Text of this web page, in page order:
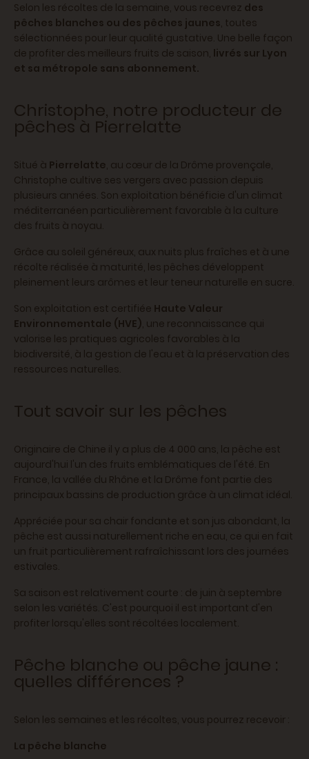
Selon les récoltes de la semaine, vous recevrez des
pêches blanches ou des pêches jaunes, toutes
sélectionnées pour leur qualité gustative. Une belle façon
de profiter des meilleurs fruits de saison, livrés sur Lyon
et sa métropole sans abonnement.
Christophe, notre producteur de
pêches à Pierrelatte
Situé à Pierrelatte, au cœur de la Drôme provençale,
Christophe cultive ses vergers avec passion depuis
plusieurs années. Son exploitation bénéficie d'un climat
méditerranéen particulièrement favorable à la culture
des fruits à noyau.
Grâce au soleil généreux, aux nuits plus fraîches et à une
récolte réalisée à maturité, les pêches développent
pleinement leurs arômes et leur teneur naturelle en sucre.
Son exploitation est certifiée Haute Valeur
Environnementale (HVE), une reconnaissance qui
valorise les pratiques agricoles favorables à la
biodiversité, à la gestion de l'eau et à la préservation des
ressources naturelles.
Tout savoir sur les pêches
Originaire de Chine il y a plus de 4 000 ans, la pêche est
aujourd'hui l'un des fruits emblématiques de l'été. En
France, la vallée du Rhône et la Drôme font partie des
principaux bassins de production grâce à un climat idéal.
Appréciée pour sa chair fondante et son jus abondant, la
pêche est aussi naturellement riche en eau, ce qui en fait
un fruit particulièrement rafraîchissant lors des journées
estivales.
Sa saison est relativement courte : de juin à septembre
selon les variétés. C'est pourquoi il est important d'en
profiter lorsqu'elles sont récoltées localement.
Pêche blanche ou pêche jaune :
quelles différences ?
Selon les semaines et les récoltes, vous pourrez recevoir :
La pêche blanche